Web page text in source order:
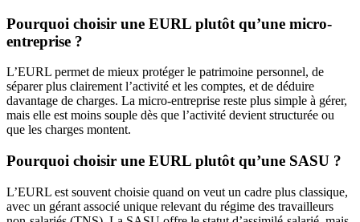
Pourquoi choisir une EURL plutôt qu’une micro-
entreprise ?
L’EURL permet de mieux protéger le patrimoine personnel, de
séparer plus clairement l’activité et les comptes, et de déduire
davantage de charges. La micro-entreprise reste plus simple à gérer,
mais elle est moins souple dès que l’activité devient structurée ou
que les charges montent.
Pourquoi choisir une EURL plutôt qu’une SASU ?
L’EURL est souvent choisie quand on veut un cadre plus classique,
avec un gérant associé unique relevant du régime des travailleurs